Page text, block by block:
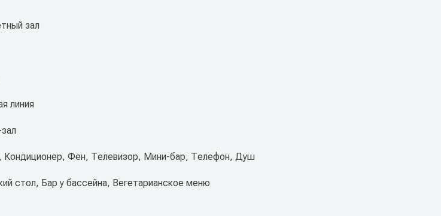
зал
линия
Кондиционер, Фен, Телевизор, Мини-бар, Телефон, Душ
стол, Бар у бассейна, Вегетарианское меню